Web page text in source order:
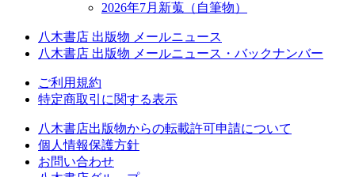
2026年7月新蒐（自筆物）
八木書店 出版物 メールニュース
八木書店 出版物 メールニュース・バックナンバー
ご利用規約
特定商取引に関する表示
八木書店出版物からの転載許可申請について
個人情報保護方針
お問い合わせ